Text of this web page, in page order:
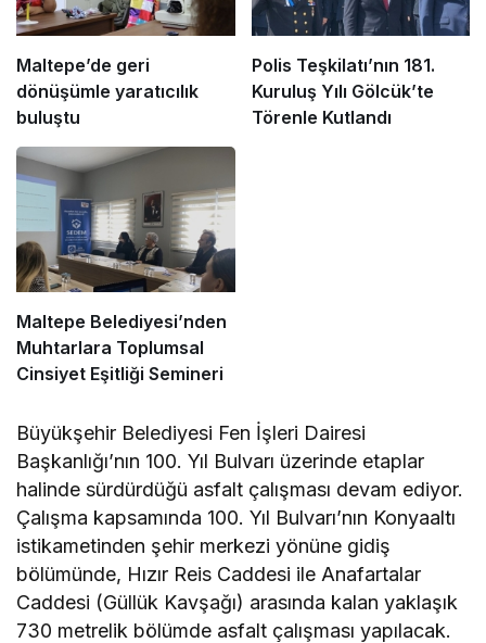
Maltepe’de geri
dönüşümle yaratıcılık
buluştu
Polis Teşkilatı’nın 181.
Kuruluş Yılı Gölcük’te
Törenle Kutlandı
Maltepe Belediyesi’nden
Muhtarlara Toplumsal
Cinsiyet Eşitliği Semineri
Büyükşehir Belediyesi Fen İşleri Dairesi
Başkanlığı’nın 100. Yıl Bulvarı üzerinde etaplar
halinde sürdürdüğü asfalt çalışması devam ediyor.
Çalışma kapsamında 100. Yıl Bulvarı’nın Konyaaltı
istikametinden şehir merkezi yönüne gidiş
bölümünde, Hızır Reis Caddesi ile Anafartalar
Caddesi (Güllük Kavşağı) arasında kalan yaklaşık
730 metrelik bölümde asfalt çalışması yapılacak.